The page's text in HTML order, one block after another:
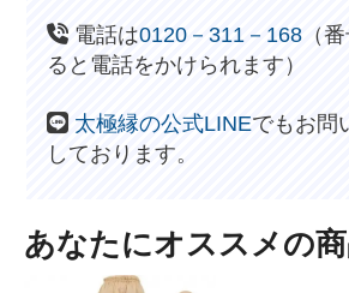
電話は0120－311－168 （
ると電話をかけられます）
太極縁の公式LINEでもお問
しております。
あなたにオススメの